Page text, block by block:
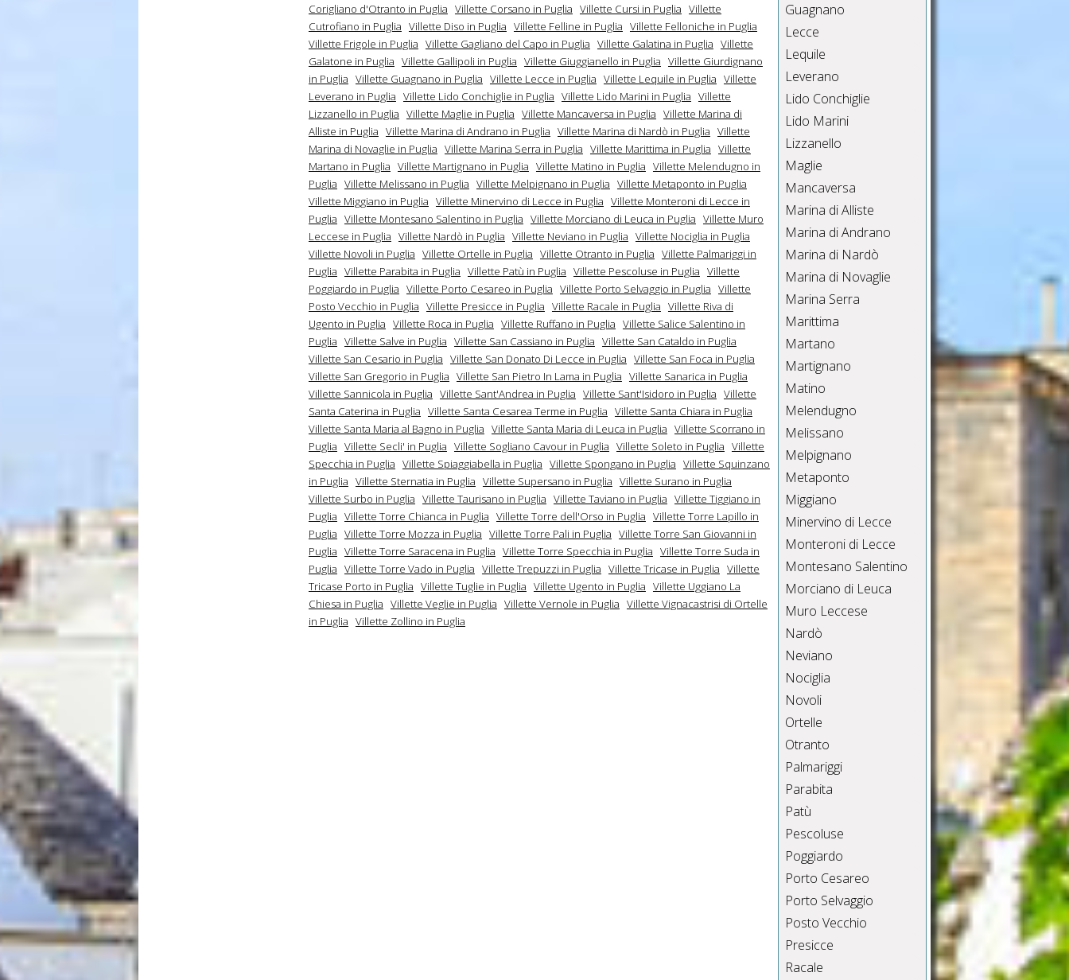
Corigliano d'Otranto in Puglia Villette Corsano in Puglia Villette Cursi in Puglia Villette
Cutrofiano in Puglia Villette Diso in Puglia Villette Felline in Puglia Villette Felloniche in Puglia
Villette Frigole in Puglia Villette Gagliano del Capo in Puglia Villette Galatina in Puglia Villette
Galatone in Puglia Villette Gallipoli in Puglia Villette Giuggianello in Puglia Villette Giurdignano
in Puglia Villette Guagnano in Puglia Villette Lecce in Puglia Villette Lequile in Puglia Villette
Leverano in Puglia Villette Lido Conchiglie in Puglia Villette Lido Marini in Puglia Villette
Lizzanello in Puglia Villette Maglie in Puglia Villette Mancaversa in Puglia Villette Marina di
Alliste in Puglia Villette Marina di Andrano in Puglia Villette Marina di Nardò in Puglia Villette
Marina di Novaglie in Puglia Villette Marina Serra in Puglia Villette Marittima in Puglia Villette
Martano in Puglia Villette Martignano in Puglia Villette Matino in Puglia Villette Melendugno in
Puglia Villette Melissano in Puglia Villette Melpignano in Puglia Villette Metaponto in Puglia
Villette Miggiano in Puglia Villette Minervino di Lecce in Puglia Villette Monteroni di Lecce in
Puglia Villette Montesano Salentino in Puglia Villette Morciano di Leuca in Puglia Villette Muro
Leccese in Puglia Villette Nardò in Puglia Villette Neviano in Puglia Villette Nociglia in Puglia
Villette Novoli in Puglia Villette Ortelle in Puglia Villette Otranto in Puglia Villette Palmariggi in
Puglia Villette Parabita in Puglia Villette Patù in Puglia Villette Pescoluse in Puglia Villette
Poggiardo in Puglia Villette Porto Cesareo in Puglia Villette Porto Selvaggio in Puglia Villette
Posto Vecchio in Puglia Villette Presicce in Puglia Villette Racale in Puglia Villette Riva di
Ugento in Puglia Villette Roca in Puglia Villette Ruffano in Puglia Villette Salice Salentino in
Puglia Villette Salve in Puglia Villette San Cassiano in Puglia Villette San Cataldo in Puglia
Villette San Cesario in Puglia Villette San Donato Di Lecce in Puglia Villette San Foca in Puglia
Villette San Gregorio in Puglia Villette San Pietro In Lama in Puglia Villette Sanarica in Puglia
Villette Sannicola in Puglia Villette Sant'Andrea in Puglia Villette Sant'Isidoro in Puglia Villette
Santa Caterina in Puglia Villette Santa Cesarea Terme in Puglia Villette Santa Chiara in Puglia
Villette Santa Maria al Bagno in Puglia Villette Santa Maria di Leuca in Puglia Villette Scorrano in
Puglia Villette Secli' in Puglia Villette Sogliano Cavour in Puglia Villette Soleto in Puglia Villette
Specchia in Puglia Villette Spiaggiabella in Puglia Villette Spongano in Puglia Villette Squinzano
in Puglia Villette Sternatia in Puglia Villette Supersano in Puglia Villette Surano in Puglia
Villette Surbo in Puglia Villette Taurisano in Puglia Villette Taviano in Puglia Villette Tiggiano in
Puglia Villette Torre Chianca in Puglia Villette Torre dell'Orso in Puglia Villette Torre Lapillo in
Puglia Villette Torre Mozza in Puglia Villette Torre Pali in Puglia Villette Torre San Giovanni in
Puglia Villette Torre Saracena in Puglia Villette Torre Specchia in Puglia Villette Torre Suda in
Puglia Villette Torre Vado in Puglia Villette Trepuzzi in Puglia Villette Tricase in Puglia Villette
Tricase Porto in Puglia Villette Tuglie in Puglia Villette Ugento in Puglia Villette Uggiano La
Chiesa in Puglia Villette Veglie in Puglia Villette Vernole in Puglia Villette Vignacastrisi di Ortelle
in Puglia Villette Zollino in Puglia
Guagnano
Lecce
Lequile
Leverano
Lido Conchiglie
Lido Marini
Lizzanello
Maglie
Mancaversa
Marina di Alliste
Marina di Andrano
Marina di Nardò
Marina di Novaglie
Marina Serra
Marittima
Martano
Martignano
Matino
Melendugno
Melissano
Melpignano
Metaponto
Miggiano
Minervino di Lecce
Monteroni di Lecce
Montesano Salentino
Morciano di Leuca
Muro Leccese
Nardò
Neviano
Nociglia
Novoli
Ortelle
Otranto
Palmariggi
Parabita
Patù
Pescoluse
Poggiardo
Porto Cesareo
Porto Selvaggio
Posto Vecchio
Presicce
Racale